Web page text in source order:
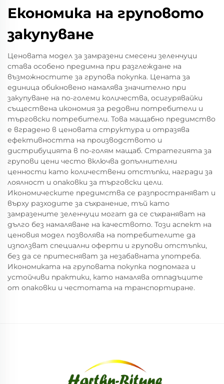
Економика на груповото
закупуване
Ценовата модел за замразени смесени зеленчуци
става особено предимна при разглеждане на
възможностите за групова покупка. Цената за
единица обикновено намалява значително при
закупуване на по-големи количества, осигурявайки
съществена икономия за редовни потребители и
търговски потребители. Това мащабно предимство
е вградено в ценовата структура и отразява
ефективността на производството и
дистрибуцията в по-голям мащаб. Стратегията за
групови цени често включва допълнителни
ценности като количествени отстъпки, награди за
лоялност и опаковки за търговски цели.
Икономическите предимства се разпространяват и
върху разходите за съхранение, тъй като
замразените зеленчуци могат да се съхраняват на
дълго без намаляване на качеството. Този аспект на
ценовия модел позволява на потребителите да
използват специални оферти и групови отстъпки,
без да се притесняват за незабавната употреба.
Икономиката на груповата покупка подпомага и
устойчиви практики, като намалява отпадъците
от опаковки и честотата на транспортиране.